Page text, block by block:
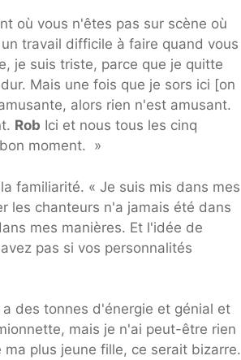
où vous n'êtes pas sur scène où
travail difficile à faire quand vous
je suis triste, parce que je quitte
Mais une fois que je sors ici [on
alors rien n'est amusant.
Rob Ici et nous tous les cinq
moment. »
familiarité. « Je suis mis dans mes
les chanteurs n'a jamais été dans
mes manières. Et l'idée de
pas si vos personnalités
des tonnes d'énergie et génial et
mais je n'ai peut-être rien
plus jeune fille, ce serait bizarre.